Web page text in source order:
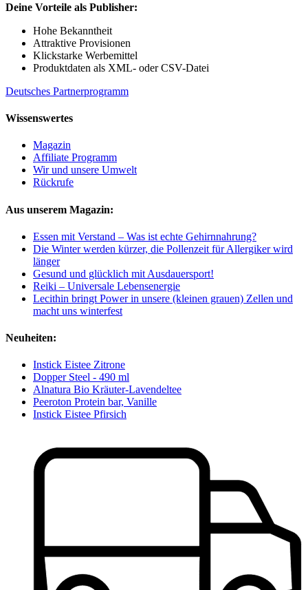
Deine Vorteile als Publisher:
Hohe Bekanntheit
Attraktive Provisionen
Klickstarke Werbemittel
Produktdaten als XML- oder CSV-Datei
Deutsches Partnerprogramm
Wissenswertes
Magazin
Affiliate Programm
Wir und unsere Umwelt
Rückrufe
Aus unserem Magazin:
Essen mit Verstand – Was ist echte Gehirnnahrung?
Die Winter werden kürzer, die Pollenzeit für Allergiker wird
länger
Gesund und glücklich mit Ausdauersport!
Reiki – Universale Lebensenergie
Lecithin bringt Power in unsere (kleinen grauen) Zellen und
macht uns winterfest
Neuheiten:
Instick Eistee Zitrone
Dopper Steel - 490 ml
Alnatura Bio Kräuter-Lavendeltee
Peeroton Protein bar, Vanille
Instick Eistee Pfirsich